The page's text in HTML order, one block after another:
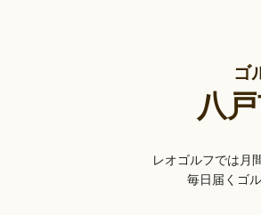
ゴ
八
レオゴルフでは月
毎日届くゴ